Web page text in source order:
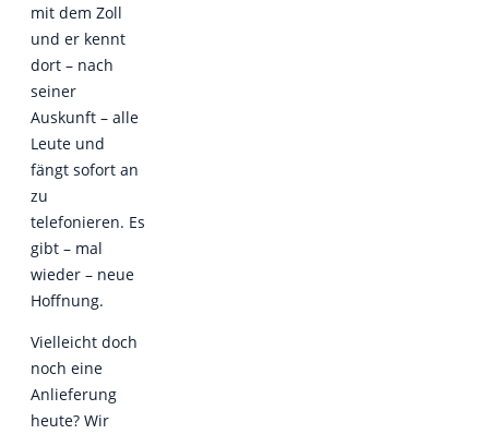
mit dem Zoll
und er kennt
dort – nach
seiner
Auskunft – alle
Leute und
fängt sofort an
zu
telefonieren. Es
gibt – mal
wieder – neue
Hoffnung.
Vielleicht doch
noch eine
Anlieferung
heute? Wir